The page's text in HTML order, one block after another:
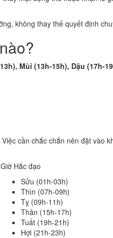
không thay thế quyết định
Mùi (13h-15h), Dậu (17h-
cần chắc chắn nên đặt vào
Giờ Hắc đạo
Sửu (01h-03h)
Thìn (07h-09h)
Tỵ (09h-11h)
Thân (15h-17h)
Tuất (19h-21h)
Hợi (21h-23h)